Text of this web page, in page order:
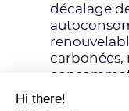
décalage
carbonées,
Hi there!